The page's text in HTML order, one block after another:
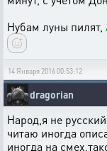
Нубам луны пилят,
14 Января 2016 00:53:12
dragorian
Народ,я не
читаю иногда
иногда на